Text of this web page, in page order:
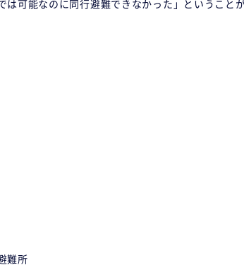
は可能なのに同行避難できなかった」というこ
難所